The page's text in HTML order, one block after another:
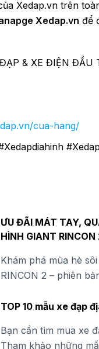
Xedap.vn trên
Xedap.vn để
& XE ĐIỆN ĐẦU
cua-hang/
ƯU ĐÃI MÁT TAY,
HÌNH GIANT RINCON
Khám phá mùa hè
RINCON 2 – phiên
ngay!
TOP 10 mẫu xe đạp
Bạn cần tìm mua xe
Tham khảo những